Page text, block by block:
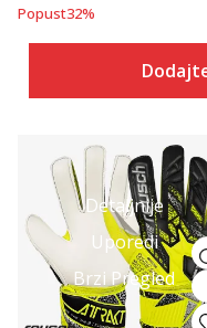
Popust32%
Detaljnije
Uporedi
Brzi Pregled